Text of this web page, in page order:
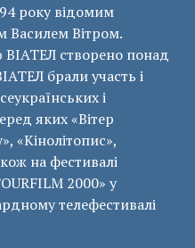
року відомим
Василем Вітром.
ВІАТЕЛ створено понад
брали участь і
і
яких «Вітер
«Кінолітопис»,
на фестивалі
2000» у
телефестивалі